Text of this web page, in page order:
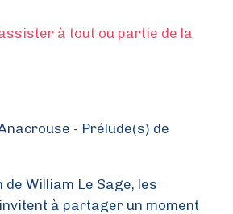
à tout ou partie de la
- Prélude(s) de
deWilliam Le Sage, les
à partager un moment